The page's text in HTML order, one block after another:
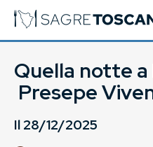
Quella notte a
Presepe
Il28/12/2025